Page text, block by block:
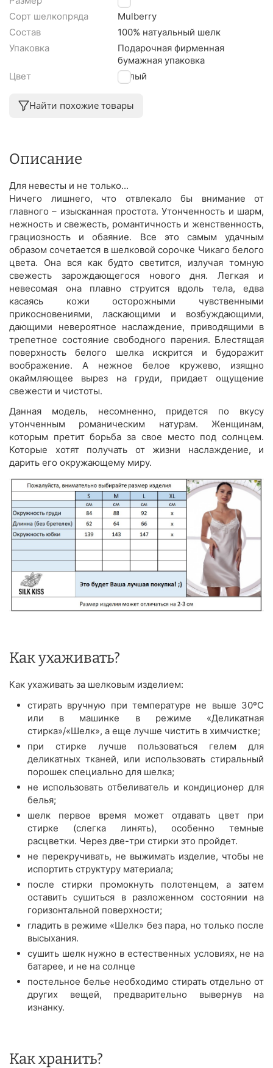
Сорт шелкопряда
Mulberry
Состав
100% натуальный шелк
Упаковка
Подарочная фирменная
бумажная упаковка
Цвет
Белый
Найти похожие товары
Описание
Для невесты и не только...
Ничего лишнего, что отвлекало бы внимание от
главного – изысканная простота. Утонченность и шарм,
нежность и свежесть, романтичность и женственность,
грациозность и обаяние. Все это самым удачным
образом сочетается в шелковой сорочке Чикаго белого
цвета. Она вся как будто светится, излучая томную
свежесть зарождающегося нового дня. Легкая и
невесомая она плавно струится вдоль тела, едва
касаясь кожи осторожными чувственными
прикосновениями, ласкающими и возбуждающими,
дающими невероятное наслаждение, приводящими в
трепетное состояние свободного парения. Блестящая
поверхность белого шелка искрится и будоражит
воображение. А нежное белое кружево, изящно
окаймляющее вырез на груди, придает ощущение
свежести и чистоты.
Данная модель, несомненно, придется по вкусу
утонченным романическим натурам. Женщинам,
которым претит борьба за свое место под солнцем.
Которые хотят получать от жизни наслаждение, и
дарить его окружающему миру.
Как ухаживать?
Как ухаживать за шелковым изделием:
стирать вручную при температуре не выше 30ºС
или в машинке в режиме «Деликатная
стирка»/«Шелк», а еще лучше чистить в химчистке;
при стирке лучше пользоваться гелем для
деликатных тканей, или использовать стиральный
порошек специально для шелка;
не использовать отбеливатель и кондиционер для
белья;
шелк первое время может отдавать цвет при
стирке (слегка линять), особенно темные
расцветки. Через две-три стирки это пройдет.
не перекручивать, не выжимать изделие, чтобы не
испортить структуру материала;
после стирки промокнуть полотенцем, а затем
оставить сушиться в разложенном состоянии на
горизонтальной поверхности;
гладить в режиме «Шелк» без пара, но только после
высыхания.
сушить шелк нужно в естественных условиях, не на
батарее, и не на солнце
постельное белье необходимо стирать отдельно от
других вещей, предварительно вывернув на
изнанку.
Как хранить?